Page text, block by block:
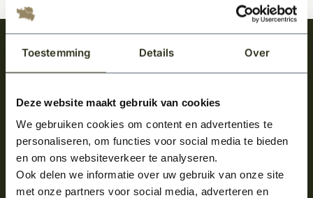
Toestemming Details Over
Deze website maakt gebruik van cookies
We gebruiken cookies om content en advertenties te
personaliseren, om functies voor social media te bieden
en om ons websiteverkeer te analyseren.
Ook delen we informatie over uw gebruik van onze site
met onze partners voor social media, adverteren en
Meld je aan en ontvang het laatste nieuws
over onze kempische bouwstijl!
Aanmelden voor de nieuwsbrief